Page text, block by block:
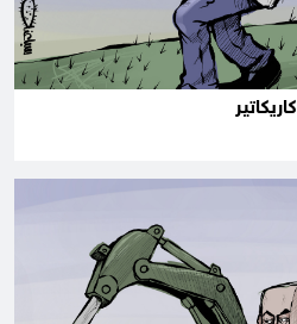
كاريكاتير